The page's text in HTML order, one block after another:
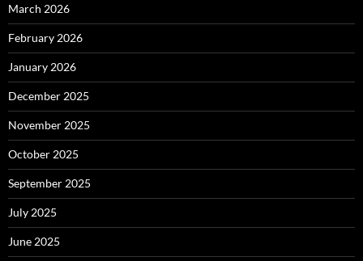
March 2026
February 2026
January 2026
December 2025
November 2025
October 2025
September 2025
July 2025
June 2025